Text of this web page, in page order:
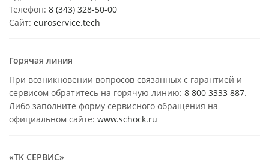
Телефон: 8 (343) 328-50-00
Сайт: euroservice.tech
Горячая линия
При возникновении вопросов связанных с гарантией и
сервисом обратитесь на горячую линию: 8 800 3333 887.
Либо заполните форму сервисного обращения на
официальном сайте: www.schock.ru
«ТК СЕРВИС»